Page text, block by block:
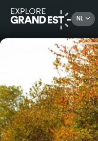
NL
Kijk je ogen uit in de Grand Est